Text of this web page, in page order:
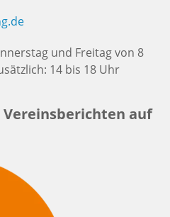
und Freitag von 8
14 bis 18 Uhr
auf